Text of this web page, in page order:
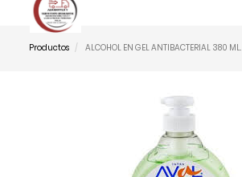
Productos ALCOHOL EN GEL ANTIBACTERIAL 380 ML.